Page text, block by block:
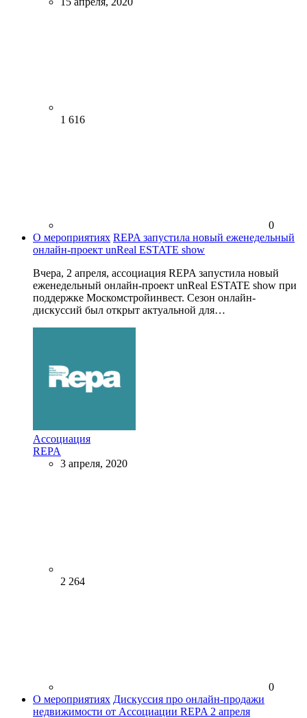
1 616
0
О мероприятиях REPA запустила новый еженедельный
онлайн-проект unReal ESTATE show
Вчера, 2 апреля, ассоциация REPA запустила новый
еженедельный онлайн-проект unReal ESTATE show при
поддержке Москомстройинвест. Сезон онлайн-
дискуссий был открыт актуальной для…
Ассоциация
REPA
3 апреля, 2020
2 264
0
О мероприятиях Дискуссия про онлайн-продажи
недвижимости от Ассоциации REPA 2 апреля